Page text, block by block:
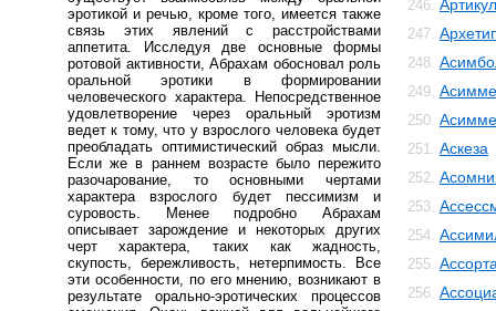
эротикой и речью, кроме того, имеется также
связь этих явлений с расстройствами
аппетита. Исследуя две основные формы
ротовой активности, Абрахам обосновал роль
оральной эротики в формировании
человеческого характера. Непосредственное
удовлетворение через оральный эротизм
ведет к тому, что у взрослого человека будет
преобладать оптимистический образ мысли.
Если же в раннем возрасте было пережито
разочарование, то основными чертами
характера взрослого будет пессимизм и
суровость. Менее подробно Абрахам
описывает зарождение и некоторых других
черт характера, таких как жадность,
скупость, бережливость, нетерпимость. Все
эти особенности, по его мнению, возникают в
результате орально-эротических процессов
246.
247.
248.
249.
250.
251. Аскеза
252.
253.
254.
255.
256.